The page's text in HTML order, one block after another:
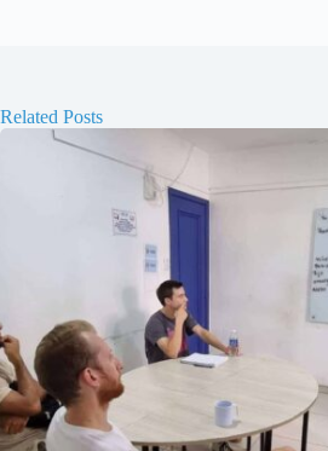
Related Posts